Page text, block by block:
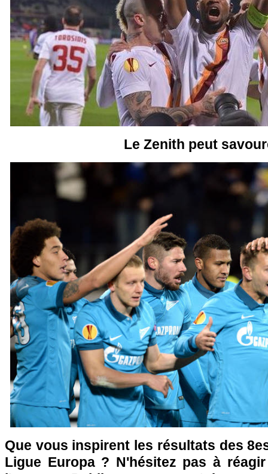
Le Zenith peut
Que vous inspirent les résultats des
Ligue Europa ? N'hésitez pas à